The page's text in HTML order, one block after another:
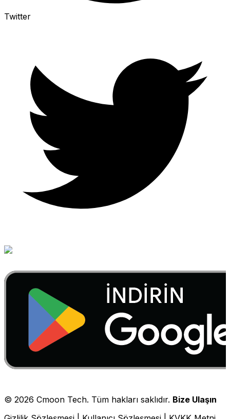
Twitter
© 2026 Cmoon Tech. Tüm hakları saklıdır. Bize Ulaşın